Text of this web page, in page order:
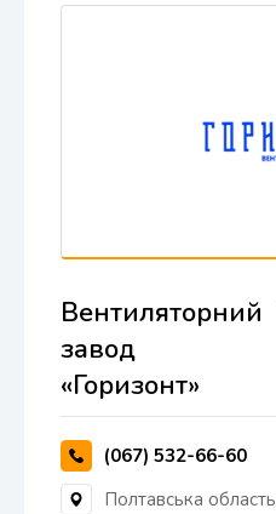
Вентиляторний
завод
«Горизонт»
(067) 532-66-60
Полтавська область